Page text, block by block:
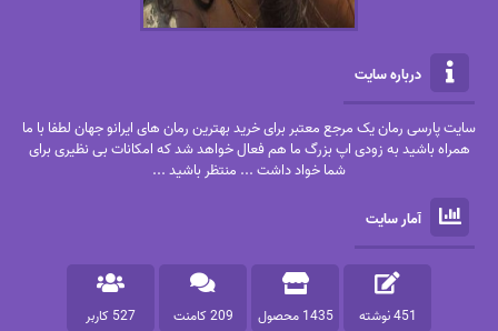
درباره سایت
سایت پارسی رمان یک مرجع معتبر برای خرید بهترین رمان های ایرانو جهان لطفا با ما
همراه باشید به زودی اپ بزرگ ما هم فعال خواهد شد که امکانات بی نظیری برای
شما خواد داشت ... منتظر باشید ...
آمار سایت
451 نوشته 1435 محصول 209 کامنت 527 کاربر